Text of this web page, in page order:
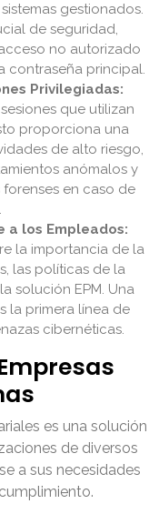
gestionados.
de seguridad,
no autorizado
contraseña principal.
Privilegiadas:
que utilizan
proporciona una
de alto riesgo,
anómalos y
en caso de
a los Empleados:
la importancia de la
las políticas de la
solución EPM. Una
la primera línea de
cibernéticas.
es una solución
de diversos
a sus necesidades